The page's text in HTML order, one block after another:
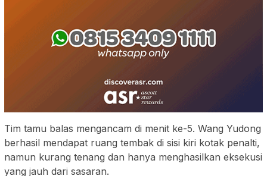
Tim tamu balas mengancam di menit ke-5. Wang Yudong
berhasil mendapat ruang tembak di sisi kiri kotak penalti,
namun kurang tenang dan hanya menghasilkan eksekusi
yang jauh dari sasaran.